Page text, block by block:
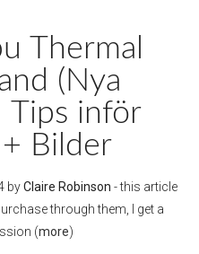
Thermal
(Nya
Tips inför
Bilder
byClaire Robinson - this article
through them, I get a
(more)